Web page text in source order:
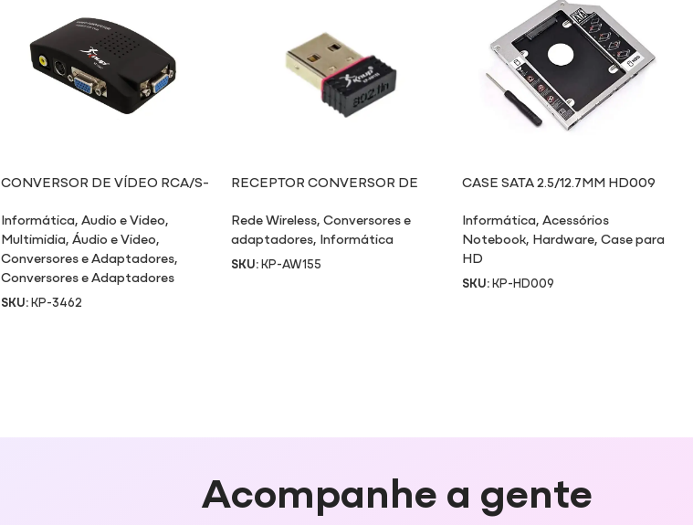
CONVERSOR DE VÍDEO RCA/S-
Informática,Audio e Video,
Multimidia,Áudio e Video,
Conversores e Adaptadores,
Conversores e Adaptadores
SKU:KP-3462
RECEPTOR CONVERSOR DE
Rede Wireless, Conversores e
adaptadores, Informática
SKU:KP-AW155
CASE SATA 2.5/12.7MM HD009
Informática,Acessórios
Notebook, Hardware,Case para
HD
SKU:KP-HD009
Acompanhe a gente